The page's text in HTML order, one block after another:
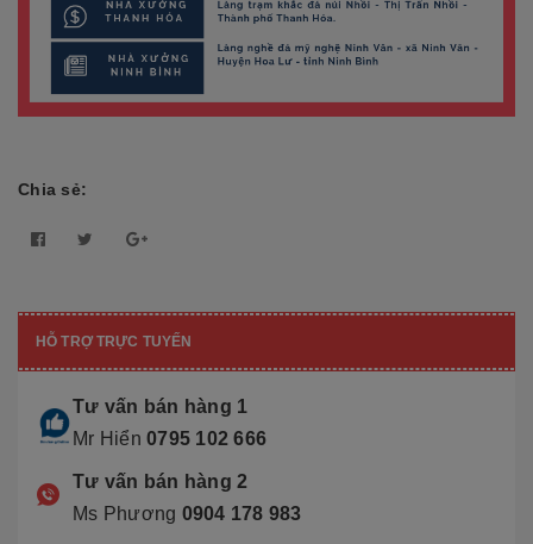
Chia sẻ:
HỖ TRỢ TRỰC TUYẾN
Tư vấn bán hàng 1
Mr Hiển 0795 102 666
Tư vấn bán hàng 2
Ms Phương 0904 178 983